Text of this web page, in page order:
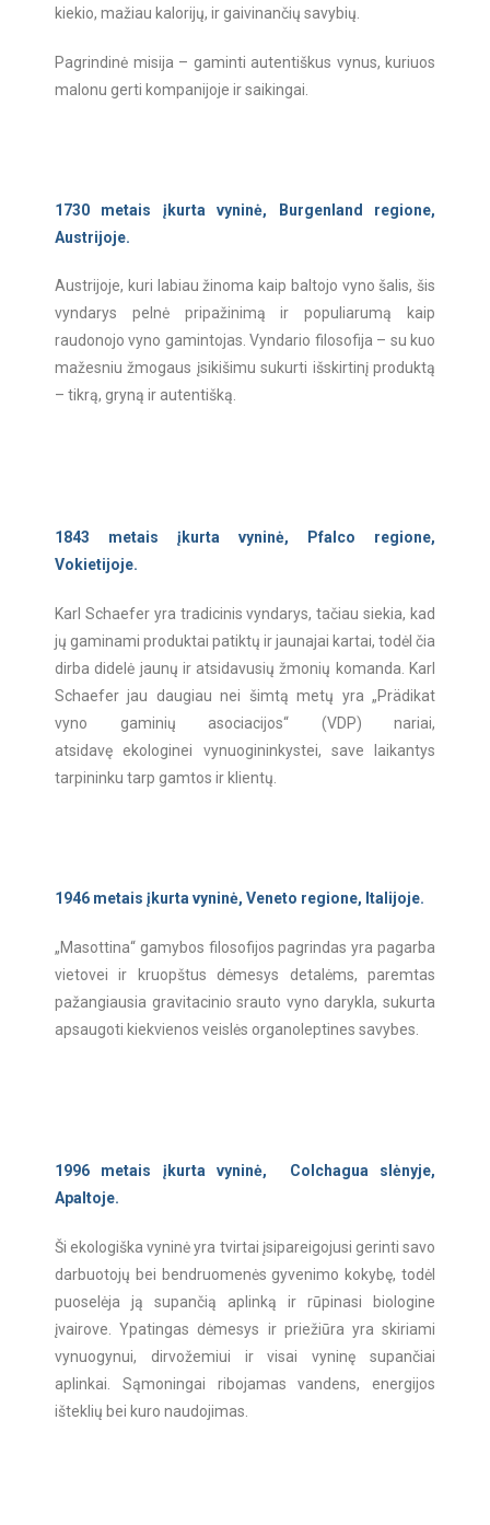
kiekio, mažiau kalorijų, ir gaivinančių savybių.
Pagrindinė misija – gaminti autentiškus vynus, kuriuos
malonu gerti kompanijoje ir saikingai.
1730 metais įkurta vyninė, Burgenland regione,
Austrijoje.
Austrijoje, kuri labiau žinoma kaip baltojo vyno šalis, šis
vyndarys pelnė pripažinimą ir populiarumą kaip
raudonojo vyno gamintojas. Vyndario filosofija – su kuo
mažesniu žmogaus įsikišimu sukurti išskirtinį produktą
– tikrą, gryną ir autentišką.
1843 metais įkurta vyninė, Pfalco regione,
Vokietijoje.
Karl Schaefer yra tradicinis vyndarys, tačiau siekia, kad
jų gaminami produktai patiktų ir jaunajai kartai, todėl čia
dirba didelė jaunų ir atsidavusių žmonių komanda. Karl
Schaefer jau daugiau nei šimtą metų yra „Prädikat
vyno gaminių asociacijos“ (VDP) nariai,
atsidavę ekologinei vynuogininkystei, save laikantys
tarpininku tarp gamtos ir klientų.
1946 metais įkurta vyninė, Veneto regione, Italijoje.
„Masottina“ gamybos filosofijos pagrindas yra pagarba
vietovei ir kruopštus dėmesys detalėms, paremtas
pažangiausia gravitacinio srauto vyno darykla, sukurta
apsaugoti kiekvienos veislės organoleptines savybes.
1996 metais įkurta vyninė, Colchagua slėnyje,
Apaltoje.
Ši ekologiška vyninė yra tvirtai įsipareigojusi gerinti savo
darbuotojų bei bendruomenės gyvenimo kokybę, todėl
puoselėja ją supančią aplinką ir rūpinasi biologine
įvairove. Ypatingas dėmesys ir priežiūra yra skiriami
vynuogynui, dirvožemiui ir visai vyninę supančiai
aplinkai. Sąmoningai ribojamas vandens, energijos
išteklių bei kuro naudojimas.